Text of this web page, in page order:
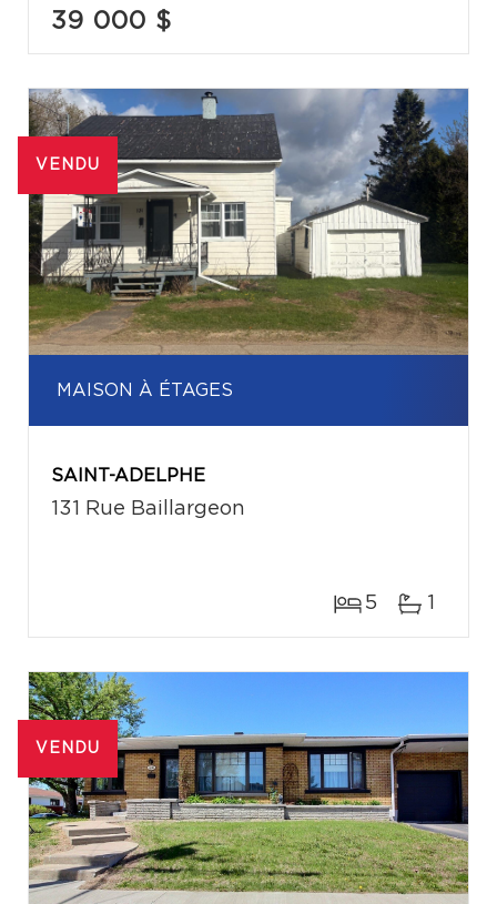
39 000 $
VENDU
MAISON À ÉTAGES
SAINT-ADELPHE
131 Rue Baillargeon
5 1
VENDU